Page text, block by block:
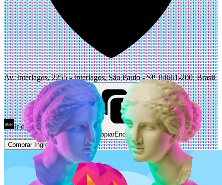
Av. Interlagos, 2255 - Interlagos, São Paulo - SP, 04661-200, Brasil
Ir de Uber Abrir Maps
CopiarEndereço
Comprar Ingressos